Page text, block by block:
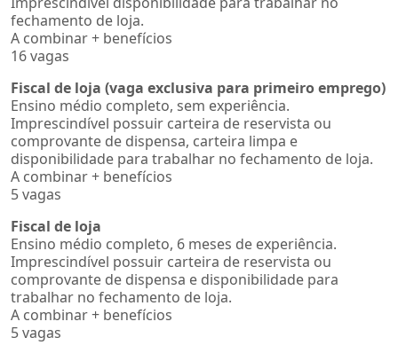
fechamento de loja.
A combinar + benefícios
16 vagas
Fiscal de loja (vaga exclusiva para primeiro emprego)
Ensino médio completo, sem experiência.
Imprescindível possuir carteira de reservista ou
comprovante de dispensa, carteira limpa e
disponibilidade para trabalhar no fechamento de loja.
A combinar + benefícios
5 vagas
Fiscal de loja
Ensino médio completo, 6 meses de experiência.
Imprescindível possuir carteira de reservista ou
comprovante de dispensa e disponibilidade para
trabalhar no fechamento de loja.
A combinar + benefícios
5 vagas